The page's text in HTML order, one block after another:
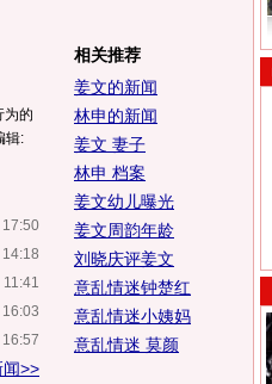
的
辑:
闻>>
相关推荐
姜文的新闻
林申的新闻
姜文 妻子
林申 档案
姜文幼儿曝光
姜文周韵年龄
刘晓庆评姜文
意乱情迷钟楚红
意乱情迷小姨妈
意乱情迷 莫颜